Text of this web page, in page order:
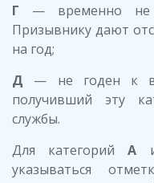
Г — временно не
Призывнику дают
на год;
Д — не годен к
получивший эту
службы.
Для категорийА
указываться